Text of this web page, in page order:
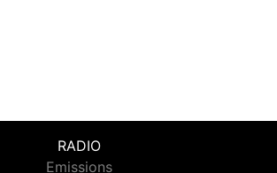
RADIO
Emissions